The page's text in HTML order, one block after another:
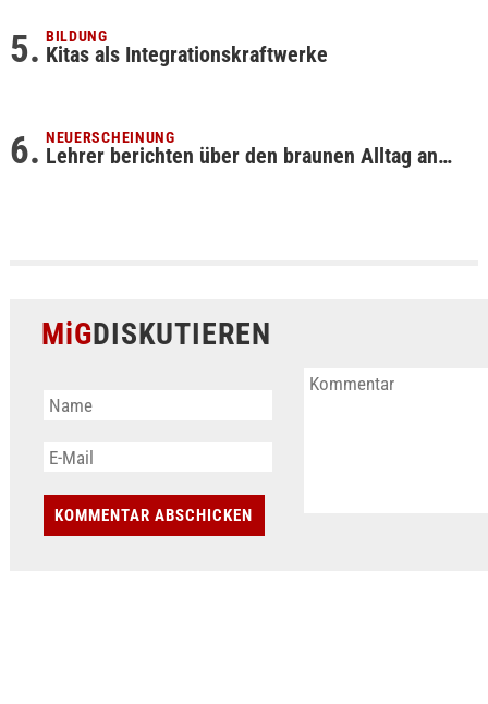
BILDUNG
Kitas als Integrationskraftwerke
NEUERSCHEINUNG
Lehrer berichten über den braunen Alltag an…
MiGDISKUTIEREN